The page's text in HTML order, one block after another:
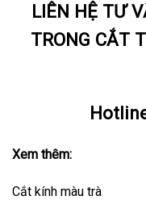
LIÊN HỆ TƯ
TRONG CẮT
Xem thêm:
Cắt kính màu trà